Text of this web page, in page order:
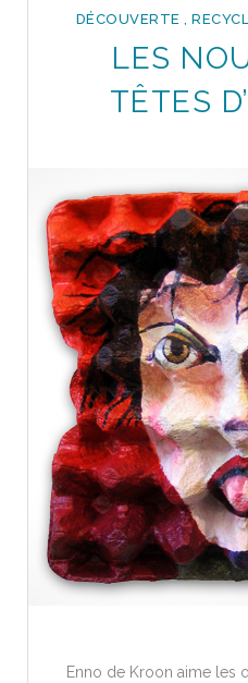
DÉCOUVERTE ,
LES
TÊTES
Enno de Kroon aime les